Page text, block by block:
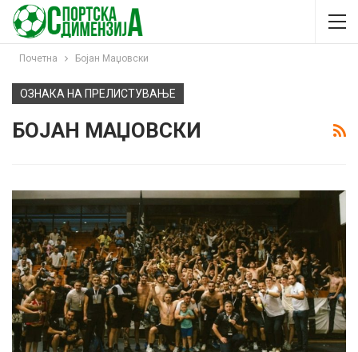
Почетна Бојан Маџовски
ОЗНАКА НА ПРЕЛИСТУВАЊЕ
БОЈАН МАЏОВСКИ